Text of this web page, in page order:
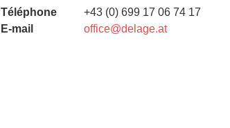
Téléphone
+43 (0) 699 17 06 74 17
E-mail
office@delage.at